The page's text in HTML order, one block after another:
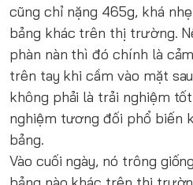
cũng chỉ nặng 465g, khá
bảng khác trên thị trường.
phàn nàn thì đó chính là
trên tay khi cầm vào mặt
không phải là trải nghiệm
nghiệm tương đối phổ biến
bảng.
Vào cuối ngày, nó trông